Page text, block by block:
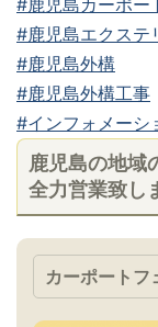
#鹿児島カーポー
#鹿児島エクステ
#鹿児島外構
#鹿児島外構工事
#インフォメーシ
鹿児島の地域
全力営業致し
カーポートフ